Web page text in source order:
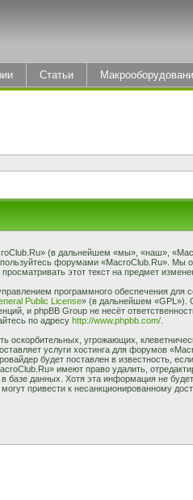
Статьи
(в дальнейшем «мы», «наш»,
форумами «MacroClub.Ru».
этот текст на предмет
программного обеспечения для
Public License» (в дальнейшем «GPL»).
и phpBB Group не несёт
по адресу http://www.phpbb.com/.
оскорбительных, угрожающих,
услуги хостинга для форумов
будет поставлен в известность,
имеют право удалить,
базе данных. Хотя эта информация не
привести к несанкционированному